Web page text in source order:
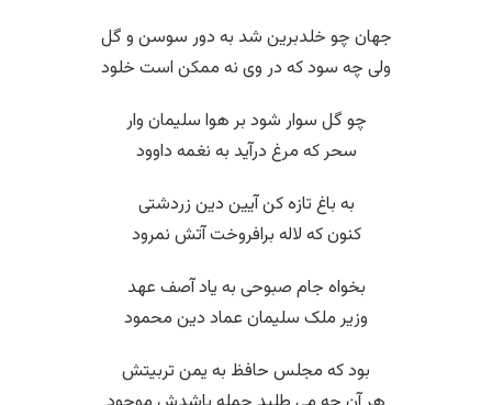
جهان چو خلدبرین شد به دور سوسن و گل
ولی چه سود که در وی نه ممکن است خلود
چو گل سوار شود بر هوا سلیمان وار
سحر که مرغ درآید به نغمه داوود
به باغ تازه کن آیین دین زردشتی
کنون که لاله برافروخت آتش نمرود
بخواه جام صبوحی به یاد آصف عهد
وزیر ملک سلیمان عماد دین محمود
بود که مجلس حافظ به یمن تربیتش